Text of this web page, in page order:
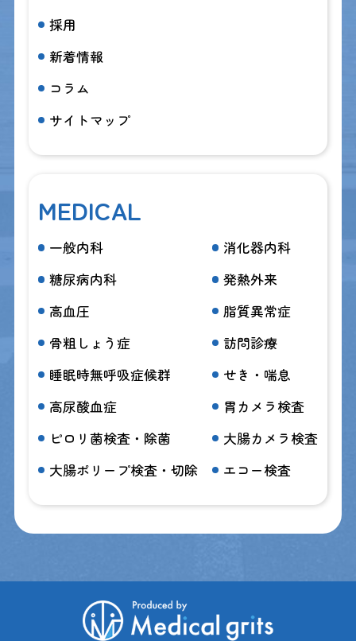
採用
新着情報
コラム
サイトマップ
MEDICAL
一般内科
消化器内科
糖尿病内科
発熱外来
高血圧
脂質異常症
骨粗しょう症
訪問診療
睡眠時無呼吸症候群
せき・喘息
高尿酸血症
胃カメラ検査
ピロリ菌検査・除菌
大腸カメラ検査
大腸ポリープ検査・切除
エコー検査